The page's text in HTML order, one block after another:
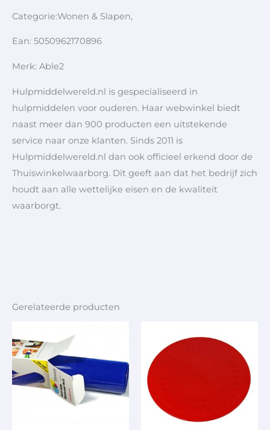
Categorie:Wonen & Slapen,
Ean: 5050962170896
Merk: Able2
Hulpmiddelwereld.nl is gespecialiseerd in
hulpmiddelen voor ouderen. Haar webwinkel biedt
naast meer dan 900 producten een uitstekende
service naar onze klanten. Sinds 2011 is
Hulpmiddelwereld.nl dan ook officieel erkend door de
Thuiswinkelwaarborg. Dit geeft aan dat het bedrijf zich
houdt aan alle wettelijke eisen en de kwaliteit
waarborgt.
Gerelateerde producten